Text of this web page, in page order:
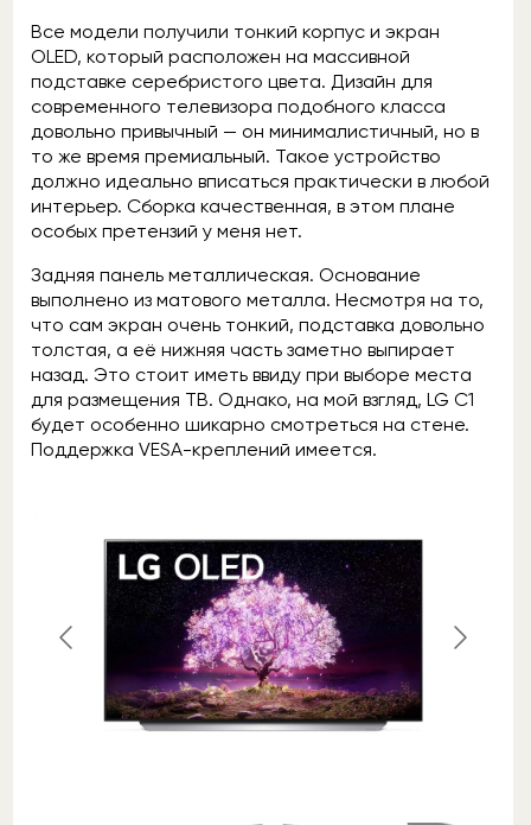
Все модели получили тонкий корпус и экран
OLED, который расположен на массивной
подставке серебристого цвета. Дизайн для
современного телевизора подобного класса
довольно привычный — он минималистичный, но в
то же время премиальный. Такое устройство
должно идеально вписаться практически в любой
интерьер. Сборка качественная, в этом плане
особых претензий у меня нет.
Задняя панель металлическая. Основание
выполнено из матового металла. Несмотря на то,
что сам экран очень тонкий, подставка довольно
толстая, а её нижняя часть заметно выпирает
назад. Это стоит иметь ввиду при выборе места
для размещения ТВ. Однако, на мой взгляд, LG C1
будет особенно шикарно смотреться на стене.
Поддержка VESA-креплений имеется.